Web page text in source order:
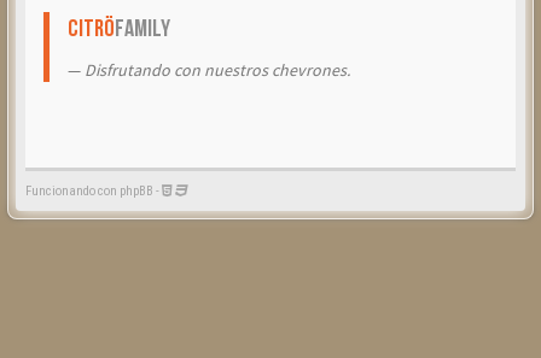
CitröFamily
Disfrutando con nuestros chevrones.
Funcionando con phpBB -